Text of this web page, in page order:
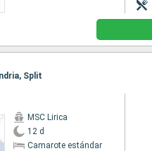
Split
MSC Lirica
12 d
Camarote estándar